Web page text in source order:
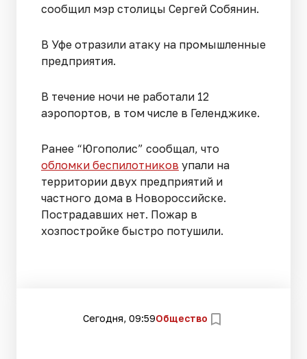
сообщил мэр столицы Сергей Собянин.
В Уфе отразили атаку на промышленные
предприятия.
В течение ночи не работали 12
аэропортов, в том числе в Геленджике.
Ранее “Югополис” сообщал, что
обломки беспилотников упали на
территории двух предприятий и
частного дома в Новороссийске.
Пострадавших нет. Пожар в
хозпостройке быстро потушили.
Сегодня, 09:59Общество